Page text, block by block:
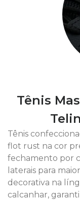
Tênis
Tênis
flot rust na cor
fechamento por
laterais para
decorativa na
calcanhar,